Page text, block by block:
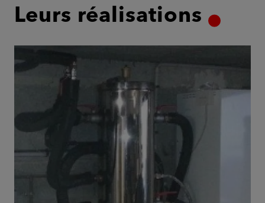
Leurs réalisations